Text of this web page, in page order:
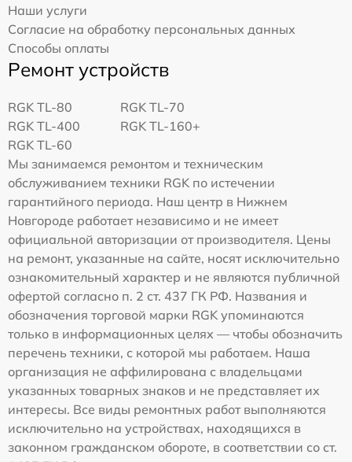
Наши услуги
Согласие на обработку персональных данных
Способы оплаты
Ремонт устройств
RGK TL-80
RGK TL-70
RGK TL-400
RGK TL-160+
RGK TL-60
Мы занимаемся ремонтом и техническим
обслуживанием техники RGK по истечении
гарантийного периода. Наш центр в Нижнем
Новгороде работает независимо и не имеет
официальной авторизации от производителя. Цены
на ремонт, указанные на сайте, носят исключительно
ознакомительный характер и не являются публичной
офертой согласно п. 2 ст. 437 ГК РФ. Названия и
обозначения торговой марки RGK упоминаются
только в информационных целях — чтобы обозначить
перечень техники, с которой мы работаем. Наша
организация не аффилирована с владельцами
указанных товарных знаков и не представляет их
интересы. Все виды ремонтных работ выполняются
исключительно на устройствах, находящихся в
законном гражданском обороте, в соответствии со ст.